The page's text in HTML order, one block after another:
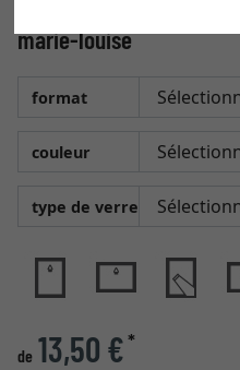
marie-louise
format
couleur
type de verre
de 13,50 €*